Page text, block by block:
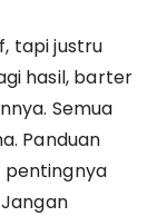
tapi justru
hasil, barter
Semua
Panduan
pentingnya